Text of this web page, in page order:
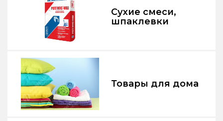
Сухие смеси,
шпаклевки
Товары для дома